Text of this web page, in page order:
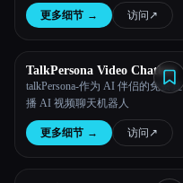
更多细节 → 访问 ↗︎
TalkPersona Video Chatbot
talkPersona-作为 AI 伴侣的免费直
播 AI 视频聊天机器人
更多细节 → 访问 ↗︎